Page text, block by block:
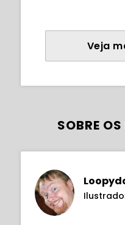
Veja
SOBRE